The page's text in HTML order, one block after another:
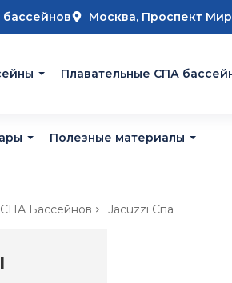
Москва, Проспект
Плавательные СПА
Полезные материалы
СПА Бассейнов Jacuzzi Спа